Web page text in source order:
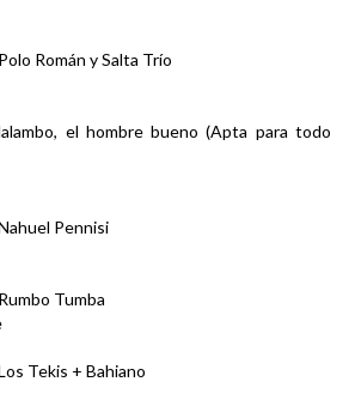
Román y Salta Trío
el hombre bueno (Apta para todo
Pennisi
Tumba
Tekis + Bahiano